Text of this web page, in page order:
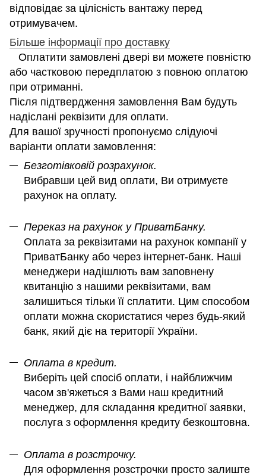
відповідає за цілісність вантажу перед
отримувачем.
Більше інформації про доставку
Оплатити замовлені двері ви можете повністю
або частковою передплатою з повною оплатою
при отриманні.
Після підтвердження замовлення Вам будуть
надіслані реквізити для оплати.
Для вашої зручності пропонуємо слідуючі
варіанти оплати замовлення:
Безготівковій розрахунок.
Вибравши цей вид оплати, Ви отримуєте
рахунок на оплату.
Переказ на рахунок у ПриватБанку.
Оплата за реквізитами на рахунок компанії у
ПриватБанку або через інтернет-банк. Наші
менеджери надішлють вам заповнену
квитанцію з нашими реквізитами, вам
залишиться тільки її сплатити. Цим способом
оплати можна скористатися через будь-який
банк, який діє на території України.
Оплата в кредит.
Виберіть цей спосіб оплати, і найближчим
часом зв'яжеться з Вами наш кредитний
менеджер, для складання кредитної заявки,
послуга з оформлення кредиту безкоштовна.
Оплата в розстрочку.
Для оформлення розстрочки просто залиште